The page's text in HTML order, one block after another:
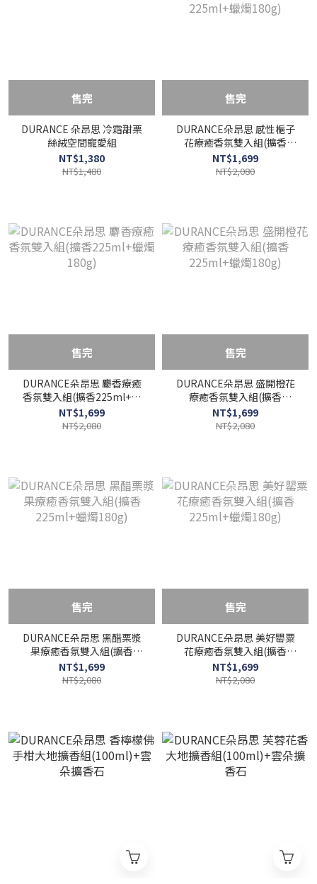
售完
DURANCE 朵昂思 冷霜甜栗
絲絨空間寵愛組
NT$1,380
NT$1,480
售完
DURANCE朵昂思 感性梔子
花療癒香氛雙入組(擴香
225ml+蠟燭180g)
NT$1,699
NT$2,080
售完
DURANCE朵昂思 麝香療癒
香氛雙入組(擴香225ml+蠟
燭180g)
NT$1,699
NT$2,080
售完
DURANCE朵昂思 盛開橙花
療癒香氛雙入組(擴香
225ml+蠟燭180g)
NT$1,699
NT$2,080
售完
DURANCE朵昂思 黑醋栗漿
果療癒香氛雙入組(擴香
225ml+蠟燭180g)
NT$1,699
NT$2,080
售完
DURANCE朵昂思 美好罌粟
花療癒香氛雙入組(擴香
225ml+蠟燭180g)
NT$1,699
NT$2,080